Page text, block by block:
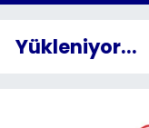
Yükleniyor...